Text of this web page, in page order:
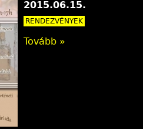
2015.06.15.
RENDEZVÉNYEK
Tovább »